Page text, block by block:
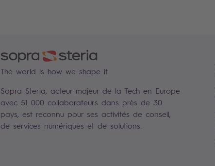
The world is how we shape it
Sopra Steria, acteur majeur de la Tech en Europe
avec 51 000 collaborateurs dans près de 30
pays, est reconnu pour ses activités de conseil,
de services numériques et de solutions.